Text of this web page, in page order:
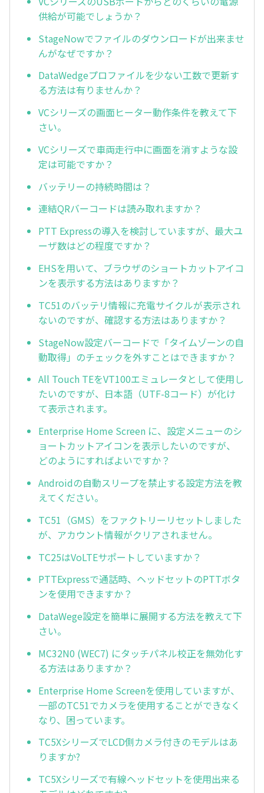
供給が可能でしょうか？
StageNowでファイルのダウンロードが出来ませ
んがなぜですか？
DataWedgeプロファイルを少ない工数で更新す
る方法は有りませんか？
VCシリーズの画面ヒーター動作条件を教えて下
さい。
VCシリーズで車両走行中に画面を消すような設
定は可能ですか？
バッテリーの持続時間は？
連結QRバーコードは読み取れますか？
PTT Expressの導入を検討していますが、最大ユ
ーザ数はどの程度ですか？
EHSを用いて、ブラウザのショートカットアイコ
ンを表示する方法はありますか？
TC51のバッテリ情報に充電サイクルが表示され
ないのですが、確認する方法はありますか？
StageNow設定バーコードで「タイムゾーンの自
動取得」のチェックを外すことはできますか？
All Touch TEをVT100エミュレータとして使用し
たいのですが、日本語（UTF-8コード）が化け
て表示されます。
Enterprise Home Screen に、設定メニューのシ
ョートカットアイコンを表示したいのですが、
どのようにすればよいですか？
Androidの自動スリープを禁止する設定方法を教
えてください。
TC51（GMS）をファクトリーリセットしました
が、アカウント情報がクリアされません。
TC25はVoLTEサポートしていますか？
PTTExpressで通話時、ヘッドセットのPTTボタ
ンを使用できますか？
DataWege設定を簡単に展開する方法を教えて下
さい。
MC32N0 (WEC7) にタッチパネル校正を無効化す
る方法はありますか？
Enterprise Home Screenを使用していますが、
一部のTC51でカメラを使用することができなく
なり、困っています。
TC5XシリーズでLCD側カメラ付きのモデルはあ
りますか?
TC5Xシリーズで有線ヘッドセットを使用出来る